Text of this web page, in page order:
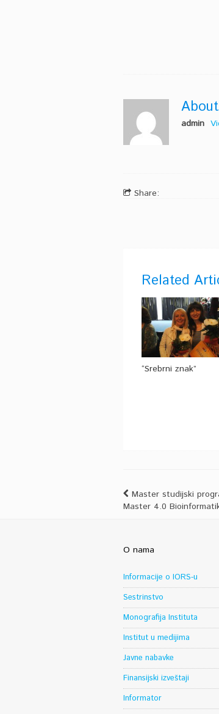
admin
Share:
Related
“Srebrni znak”
Master studijski
Master 4.0
O nama
Informacije o IORS-u
Sestrinstvo
Monografija Instituta
Institut u medijima
Javne nabavke
Finansijski izveštaji
Informator